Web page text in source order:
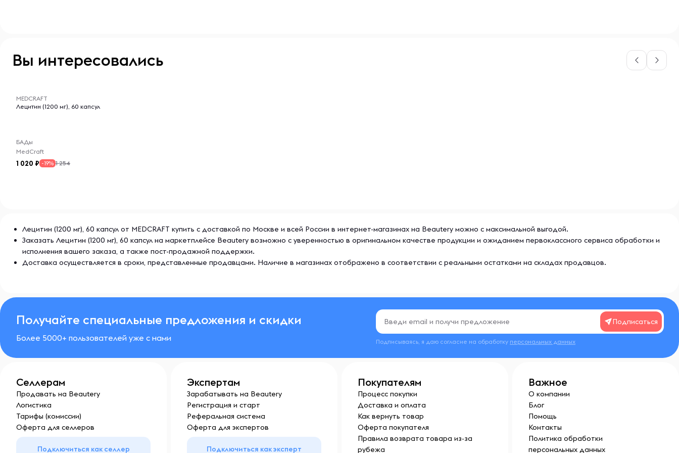
Вы интересовались
MEDCRAFT
Лецитин (1200 мг), 60 капсул
БАДы
MedCraft
1 020 -19% 1 254
Лецитин (1200 мг), 60 капсул от MEDCRAFT купить с доставкой по Москве и всей России в интернет-магазинах на Beautery можно с максимальной выгодой.
Заказать Лецитин (1200 мг), 60 капсул на маркетплейсе Beautery возможно с уверенностью в оригинальном качестве продукции и ожиданием первоклассного сервиса обработки и
исполнения вашего заказа, а также пост-продажной поддержки.
Доставка осуществляется в сроки, представленные продавцами. Наличие в магазинах отображено в соответствии с реальными остатками на складах продавцов.
Получайте специальные предложения и скидки
Более 5000+ пользователей уже с нами
Подписаться
Подписываясь, я даю согласие на обработку персональных данных
Селлерам
Продавать на Beautery
Логистика
Тарифы (комиссии)
Оферта для селлеров
Подключиться как селлер
Экспертам
Зарабатывать на Beautery
Регистрация и старт
Реферальная система
Оферта для экспертов
Подключиться как эксперт
Покупателям
Процесс покупки
Доставка и оплата
Как вернуть товар
Оферта покупателя
Правила возврата товара из-за
рубежа
Важное
О компании
Блог
Помощь
Контакты
Политика обработки
персональных данных